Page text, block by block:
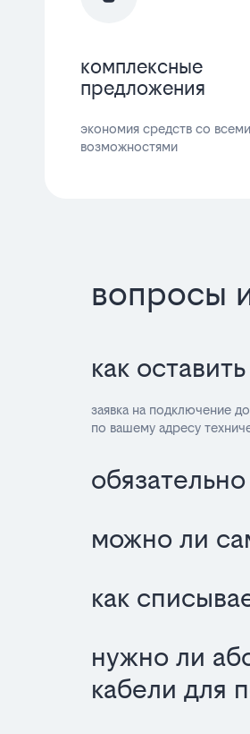
комплексные
предложения
экономия средств со всеми
возможностями
вопросы
как
заявка на подключение
по вашему адресу
можно ли
как
нужно ли
кабели для